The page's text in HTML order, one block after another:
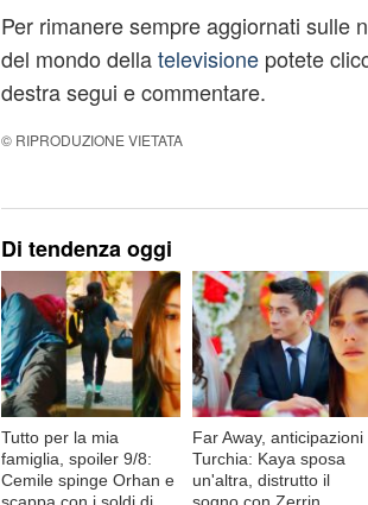
Per rimanere sempre aggiornati sulle
del mondo dellatelevisione potete
destra segui e commentare.
© RIPRODUZIONE VIETATA
Di tendenza oggi
Tutto per la mia
famiglia, spoiler 9/8:
Cemile spinge Orhan e
scappa con i soldi di
Far Away, anticipazioni
Turchia: Kaya sposa
un'altra, distrutto il
sogno con Zerrin